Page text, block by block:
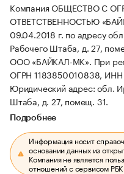
Компания ОБЩЕСТВО С
ОТВЕТСТВЕННОСТЬЮ
09.04.2018 г. по адресу
Рабочего Штаба, д. 27,
ООО «БАЙКАЛ-МК». При
ОГРН 1183850010838,
Юридический адрес: обл.
Штаба, д. 27, помещ. 31.
Подробнее
Информация носит
основании данных из
Компания не является
отношений с сервисом РБК